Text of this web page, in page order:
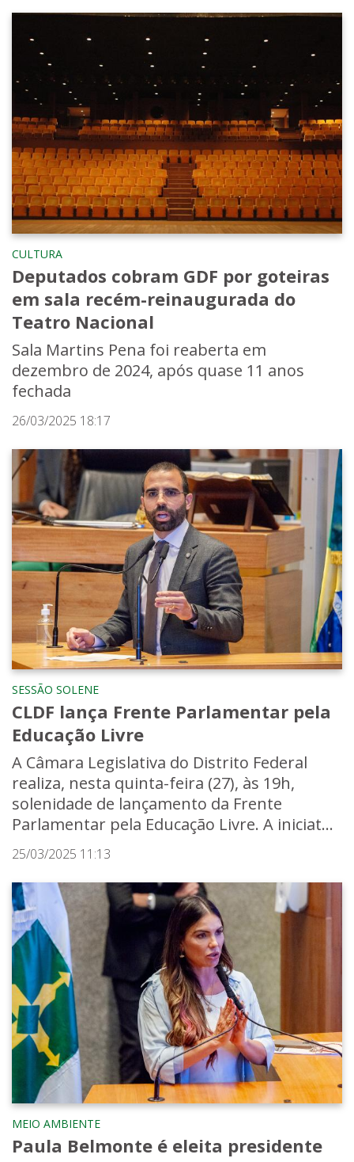
CULTURA
Deputados cobram GDF por goteiras
em sala recém-reinaugurada do
Teatro Nacional
Sala Martins Pena foi reaberta em
dezembro de 2024, após quase 11 anos
fechada
26/03/2025 18:17
SESSÃO SOLENE
CLDF lança Frente Parlamentar pela
Educação Livre
A Câmara Legislativa do Distrito Federal
realiza, nesta quinta-feira (27), às 19h,
solenidade de lançamento da Frente
Parlamentar pela Educação Livre. A iniciat...
25/03/2025 11:13
MEIO AMBIENTE
Paula Belmonte é eleita presidente